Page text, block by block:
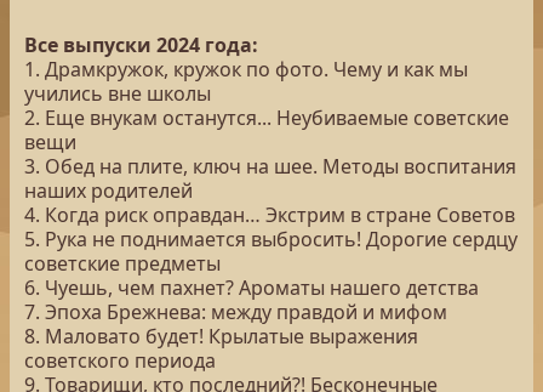
Все выпуски 2024 года:
1. Драмкружок, кружок по фото. Чему и как мы
учились вне школы
2. Еще внукам останутся... Неубиваемые советские
вещи
3. Обед на плите, ключ на шее. Методы воспитания
наших родителей
4. Когда риск оправдан… Экстрим в стране Советов
5. Рука не поднимается выбросить! Дорогие сердцу
советские предметы
6. Чуешь, чем пахнет? Ароматы нашего детства
7. Эпоха Брежнева: между правдой и мифом
8. Маловато будет! Крылатые выражения
советского периода
9. Товарищи, кто последний?! Бесконечные